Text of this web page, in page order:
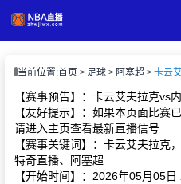
播
闻
当前位置:首页 足球 阿塞超
【赛事预告】：卡云艾夫拉克vs
【友好提示】：如果本页面比赛
请进入主页查看最新直播信号
【赛事关键词】：卡云艾夫拉克
特奇直播、阿塞超
【开始时间】：2026年05月05日